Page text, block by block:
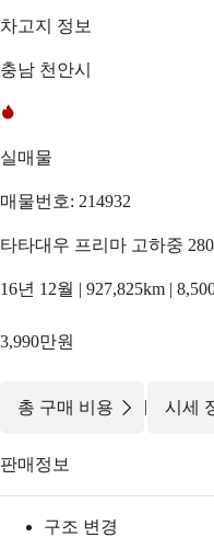
차고지 정보
충남 천안시
실매물
매물번호: 214932
타타대우 프리마 고하중
16년 12월 | 927,825km |
3,990만원
총 구매 비용 | 시세
판매정보
구조 변경